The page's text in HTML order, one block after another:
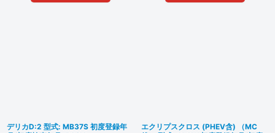
デリカD:2 型式: MB37S 初度登録年
エクリプスクロス (PHEV含) （MC